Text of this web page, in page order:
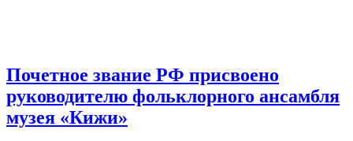
Почетное звание РФ присвоено
руководителю фольклорного ансамбля
музея «Кижи»